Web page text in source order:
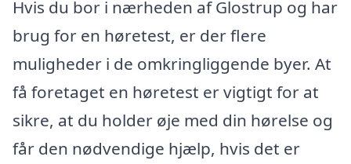
Hvis du bor i nærheden af Glostrup og har
brug for en høretest, er der flere
muligheder i de omkringliggende byer. At
få foretaget en høretest er vigtigt for at
sikre, at du holder øje med din hørelse og
får den nødvendige hjælp, hvis det er